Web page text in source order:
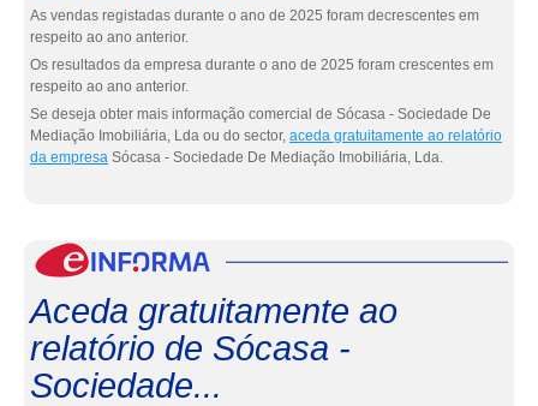
As vendas registadas durante o ano de 2025 foram decrescentes em
respeito ao ano anterior.
Os resultados da empresa durante o ano de 2025 foram crescentes em
respeito ao ano anterior.
Se deseja obter mais informação comercial de Sócasa - Sociedade De
Mediação Imobiliária, Lda ou do sector, aceda gratuitamente ao relatório
da empresa Sócasa - Sociedade De Mediação Imobiliária, Lda.
Aceda gratuitamente ao
relatório de Sócasa -
Sociedade...